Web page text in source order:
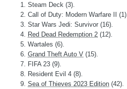
Steam Deck (3).
Call of Duty: Modern Warfare II (1).
Star Wars Jedi: Survivor (16).
Red Dead Redemption 2 (12).
Wartales (6).
Grand Theft Auto V (15).
FIFA 23 (9).
Resident Evil 4 (8).
Sea of Thieves 2023 Edition (42).